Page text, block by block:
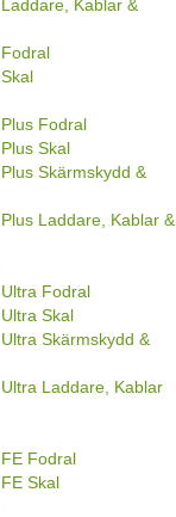
Kablar &
Fodral
Skal
Skärmskydd &
Laddare, Kablar &
Fodral
Skal
Skärmskydd &
Laddare, Kablar
Fodral
Skal